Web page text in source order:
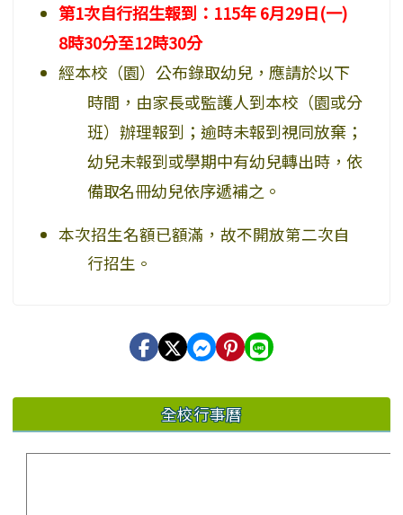
第1次自行招生報到：115年 6月29日(一)
8時30分至12時30分
經本校（園）公布錄取幼兒，應請於以下
時間，由家長或監護人到本校（園或分
班）辦理報到；逾時未報到視同放棄；
幼兒未報到或學期中有幼兒轉出時， 依
備取名冊幼兒依序遞補之。
本次招生名額已額滿，故不開放第二次自
行招生。
全校行事曆